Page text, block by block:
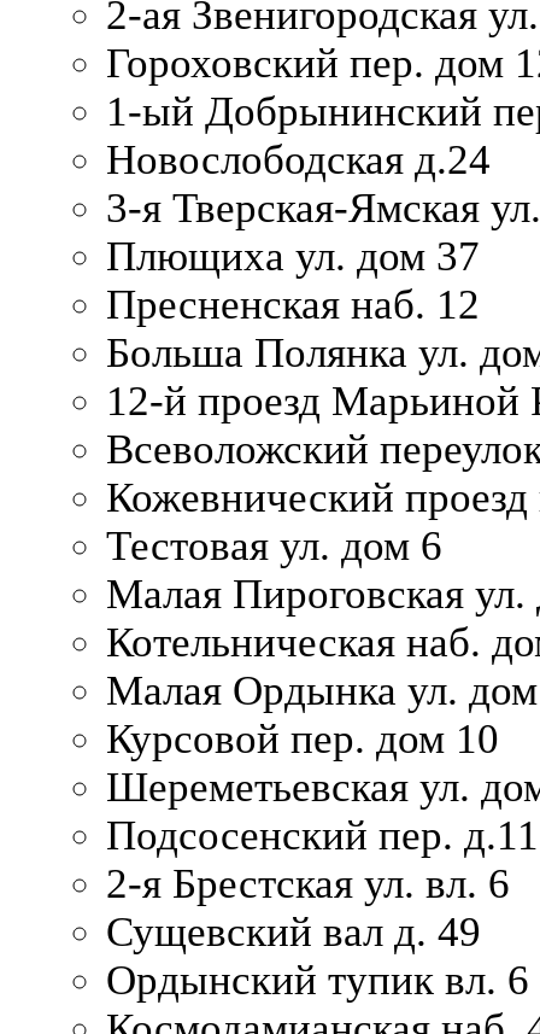
2-ая Звенигородская
Гороховский пер. дом
1-ый Добрынинский
Новослободская д.24
3-я Тверская-Ямская
Плющиха ул. дом 37
Пресненская наб. 12
Больша Полянка ул.
12-й проезд Марьиной
Всеволожский
Кожевнический проезд
Тестовая ул. дом 6
Малая Пироговская
Котельническая наб.
Малая Ордынка ул.
Курсовой пер. дом 10
Шереметьевская ул.
Подсосенский пер. д.11
2-я Брестская ул. вл. 6
Сущевский вал д. 49
Ордынский тупик вл. 6